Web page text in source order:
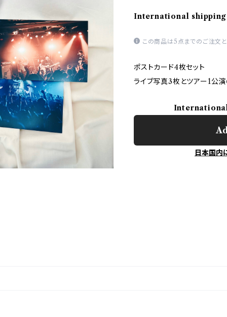
International
この商品は5点までのご注文と
ポストカード4枚セット
ライブ写真3枚とツアー1公演
日本国内